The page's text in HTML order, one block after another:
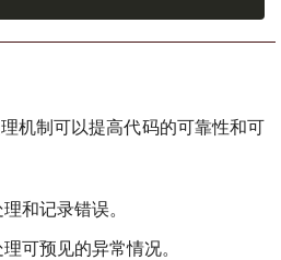
机制可以提高代码的可靠性和可
和记录错误。
可预见的异常情况。